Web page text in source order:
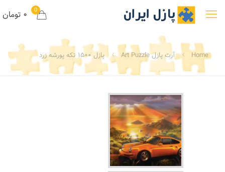
0 ۰ تومان
Home آرت پازل Art Puzzle پازل ۱۵۰۰ تکه پورشه زرد